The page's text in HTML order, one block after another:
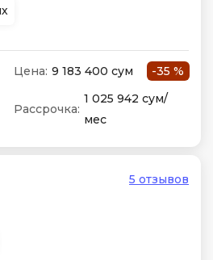
Цена: 9 183 400 сум -35 %
Рассрочка:
1 025 942 сум/
мес
5 отзывов